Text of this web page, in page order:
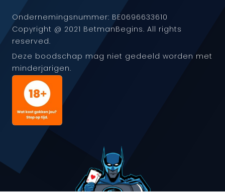
Ondernemingsnummer: BE0696633610
Copyright @ 2021 BetmanBegins. All rights
reserved.
Deze boodschap mag niet gedeeld worden met
minderjarigen.